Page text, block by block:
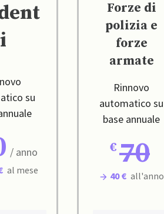
i
su
/ anno
al mese
Forze di
polizia e
forze
armate
Rinnovo
automatico su
base annuale
70
40 € all'anno